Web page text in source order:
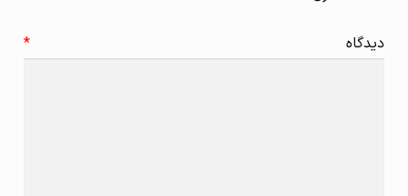
دیدگاه*